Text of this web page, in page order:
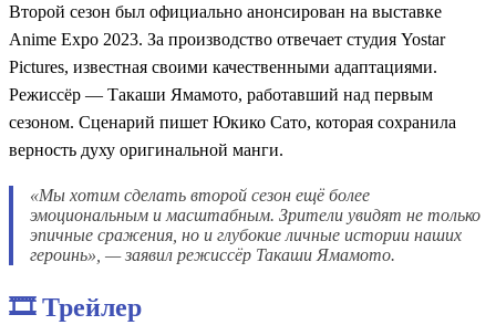
Второй сезон был официально анонсирован на выставке
Anime Expo 2023. За производство отвечает студия Yostar
Pictures, известная своими качественными адаптациями.
Режиссёр — Такаши Ямамото, работавший над первым
сезоном. Сценарий пишет Юкико Сато, которая сохранила
верность духу оригинальной манги.
«Мы хотим сделать второй сезон ещё более
эмоциональным и масштабным. Зрители увидят не только
эпичные сражения, но и глубокие личные истории наших
героинь», — заявил режиссёр Такаши Ямамото.
🎞️ Трейлер